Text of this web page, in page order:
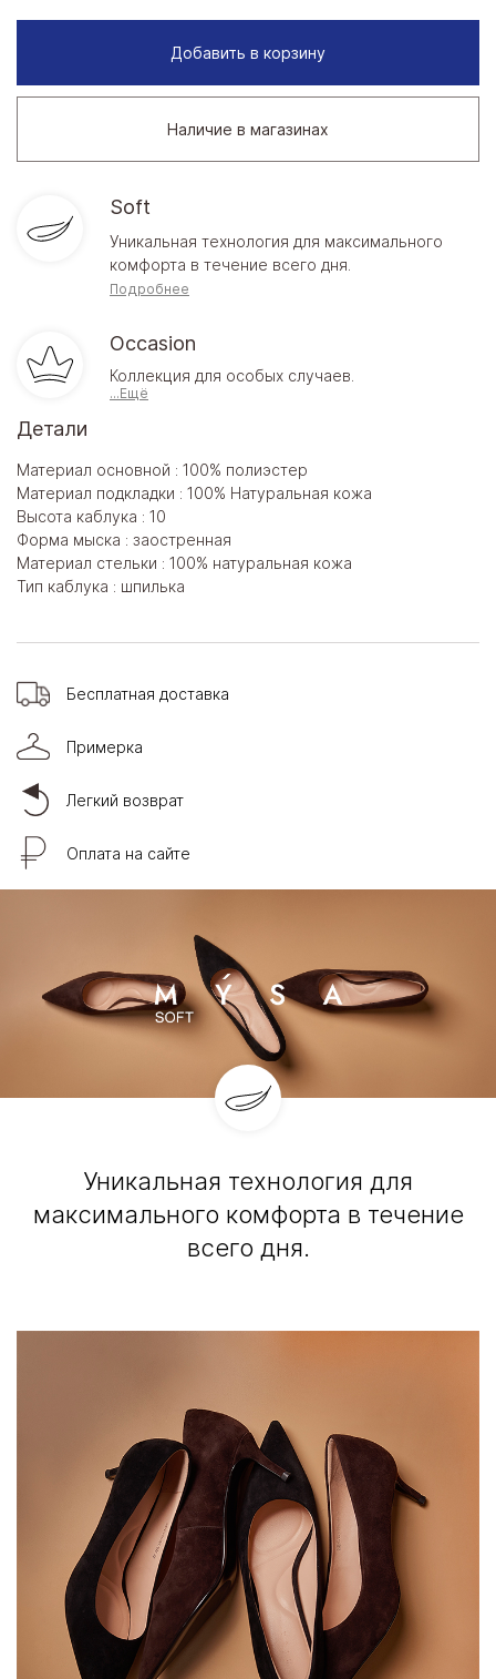
Добавить в корзину
Наличие в магазинах
Soft
Уникальная технология для максимального
комфорта в течение всего дня.
Подробнее
Occasion
Коллекция для особых случаев.
...Ещё
Детали
Материал основной : 100% полиэстер
Материал подкладки : 100% Натуральная кожа
Высота каблука : 10
Форма мыска : заостренная
Материал стельки : 100% натуральная кожа
Тип каблука : шпилька
Бесплатная доставка
Примерка
Легкий возврат
Оплата на сайте
Уникальная технология для
максимального комфорта в течение
всего дня.